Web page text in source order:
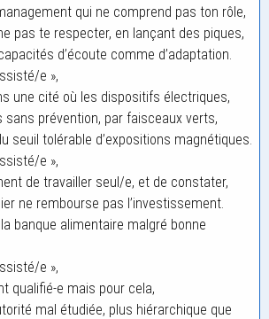
qui ne comprend pas ton rôle,
pas te respecter, en lançant des piques,
d’écoute comme d’adaptation.
e »,
une cité où les dispositifs électriques,
prévention, par faisceaux verts,
seuil tolérable d’expositions magnétiques.
e »,
de travailler seul/e, et de constater,
ne rembourse pas l’investissement.
banque alimentaire malgré bonne
e »,
qualifié-e mais pour cela,
mal étudiée, plus hiérarchique que